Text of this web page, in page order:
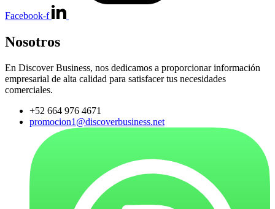
Facebook-f
Nosotros
En Discover Business, nos dedicamos a proporcionar información
empresarial de alta calidad para satisfacer tus necesidades
comerciales.
+52 664 976 4671
promocion1@discoverbusiness.net